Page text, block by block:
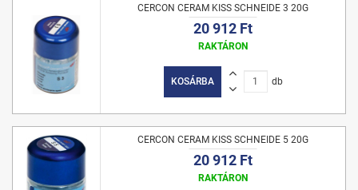
CERCON CERAM KISS SCHNEIDE 3 20G
20 912 Ft
RAKTÁRON
KOSÁRBA db
CERCON CERAM KISS SCHNEIDE 5 20G
20 912 Ft
RAKTÁRON